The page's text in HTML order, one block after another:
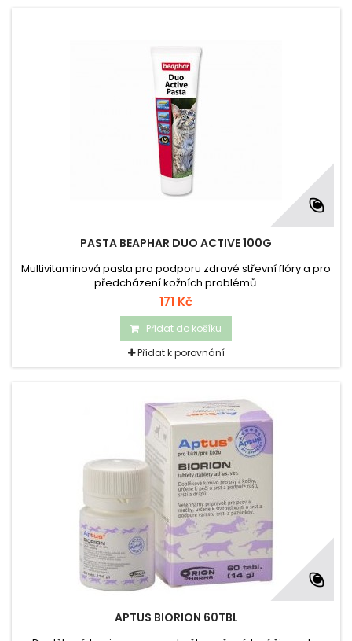
PASTA BEAPHAR DUO ACTIVE 100G
Multivitaminová pasta pro podporu zdravé střevní flóry a pro
předcházení kožních problémů.
171 Kč
Přidat do košíku
Přidat k porovnání
APTUS BIORION 60TBL